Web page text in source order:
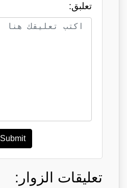
تعلبق:
Submit
تعليقات الزوار: